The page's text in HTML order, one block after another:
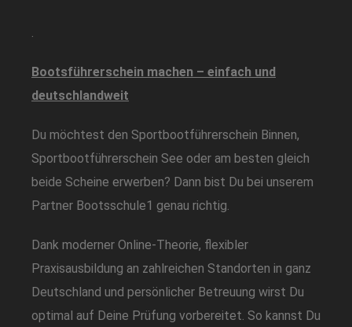
.
Bootsführerschein machen – einfach und
deutschlandweit
Du möchtest den Sportbootführerschein Binnen,
Sportbootführerschein See oder am besten gleich
beide Scheine erwerben? Dann bist Du bei unserem
Partner Bootsschule1 genau richtig.
Dank moderner Online-Theorie, flexibler
Praxisausbildung an zahlreichen Standorten in ganz
Deutschland und persönlicher Betreuung wirst Du
optimal auf Deine Prüfung vorbereitet. So kannst Du